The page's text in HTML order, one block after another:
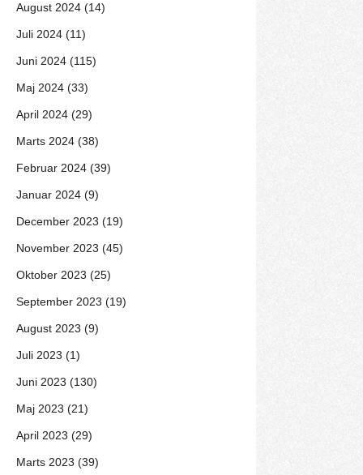
August 2024 (14)
Juli 2024 (11)
Juni 2024 (115)
Maj 2024 (33)
April 2024 (29)
Marts 2024 (38)
Februar 2024 (39)
Januar 2024 (9)
December 2023 (19)
November 2023 (45)
Oktober 2023 (25)
September 2023 (19)
August 2023 (9)
Juli 2023 (1)
Juni 2023 (130)
Maj 2023 (21)
April 2023 (29)
Marts 2023 (39)